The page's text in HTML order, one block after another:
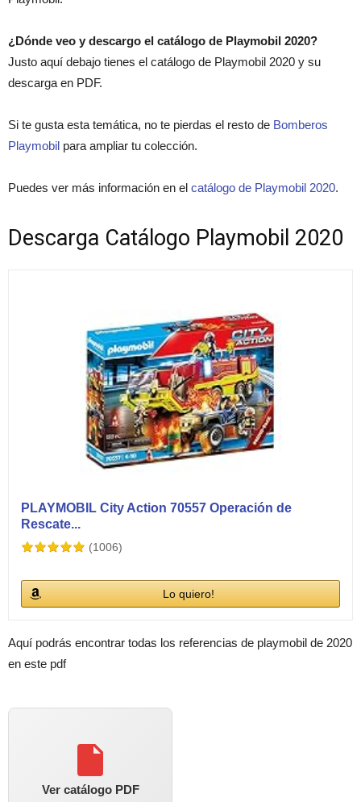
¿Dónde veo y descargo el catálogo de Playmobil 2020?
Justo aquí debajo tienes el catálogo de Playmobil 2020 y su
descarga en PDF.
Si te gusta esta temática, no te pierdas el resto de Bomberos
Playmobil para ampliar tu colección.
Puedes ver más información en el catálogo de Playmobil 2020.
Descarga Catálogo Playmobil 2020
PLAYMOBIL City Action 70557 Operación de
Rescate...
(1006)
Lo quiero!
Aquí podrás encontrar todas los referencias de playmobil de 2020
en este pdf
Ver catálogo PDF